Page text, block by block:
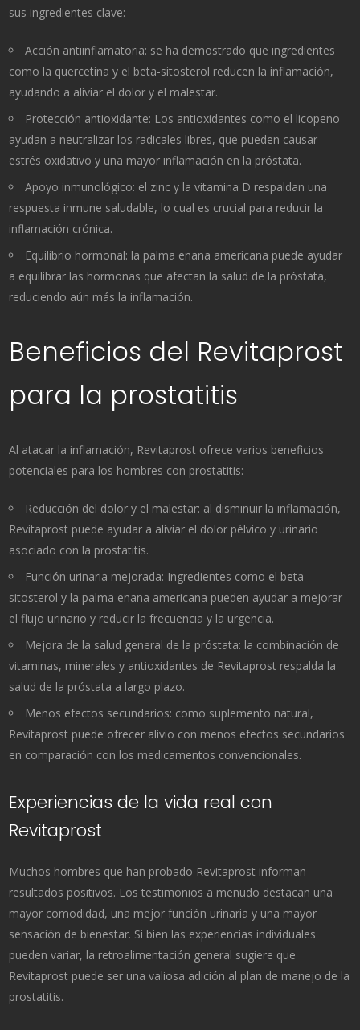
sus ingredientes clave:
Acción antiinflamatoria: se ha demostrado que ingredientes
como la quercetina y el beta-sitosterol reducen la inflamación,
ayudando a aliviar el dolor y el malestar.
Protección antioxidante: Los antioxidantes como el licopeno
ayudan a neutralizar los radicales libres, que pueden causar
estrés oxidativo y una mayor inflamación en la próstata.
Apoyo inmunológico: el zinc y la vitamina D respaldan una
respuesta inmune saludable, lo cual es crucial para reducir la
inflamación crónica.
Equilibrio hormonal: la palma enana americana puede ayudar
a equilibrar las hormonas que afectan la salud de la próstata,
reduciendo aún más la inflamación.
Beneficios del Revitaprost
para la prostatitis
Al atacar la inflamación, Revitaprost ofrece varios beneficios
potenciales para los hombres con prostatitis:
Reducción del dolor y el malestar: al disminuir la inflamación,
Revitaprost puede ayudar a aliviar el dolor pélvico y urinario
asociado con la prostatitis.
Función urinaria mejorada: Ingredientes como el beta-
sitosterol y la palma enana americana pueden ayudar a mejorar
el flujo urinario y reducir la frecuencia y la urgencia.
Mejora de la salud general de la próstata: la combinación de
vitaminas, minerales y antioxidantes de Revitaprost respalda la
salud de la próstata a largo plazo.
Menos efectos secundarios: como suplemento natural,
Revitaprost puede ofrecer alivio con menos efectos secundarios
en comparación con los medicamentos convencionales.
Experiencias de la vida real con
Revitaprost
Muchos hombres que han probado Revitaprost informan
resultados positivos. Los testimonios a menudo destacan una
mayor comodidad, una mejor función urinaria y una mayor
sensación de bienestar. Si bien las experiencias individuales
pueden variar, la retroalimentación general sugiere que
Revitaprost puede ser una valiosa adición al plan de manejo de la
prostatitis.